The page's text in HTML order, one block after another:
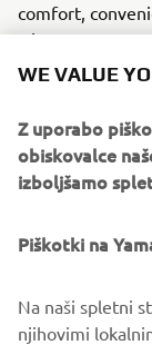
comfort,
wire remote
multi-engine
controls,
WE VALUE
Z uporabo
obiskovalce
izboljšamo
Piškotki na
Na naši spletni
njihovimi